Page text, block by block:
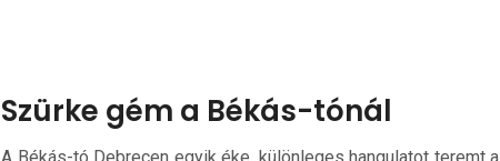
Szürke gém a Békás-tónál
A Békás-tó Debrecen egyik éke, különleges hangulatot teremt a